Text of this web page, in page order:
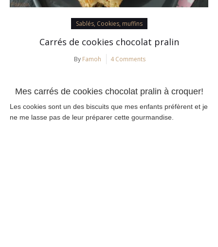
Sablés, Cookies, muffins
Carrés de cookies chocolat pralin
By Famoh 4 Comments
Mes carrés de cookies chocolat pralin à croquer!
Les cookies sont un des biscuits que mes enfants préfèrent et je
ne me lasse pas de leur préparer cette gourmandise.